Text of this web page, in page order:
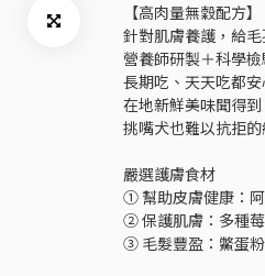
【高肉量無穀配方】
針對肌膚養護，給毛
營養師研製＋科學檢
長期吃、天天吃都
在地新鮮美味聞得到
挑嘴犬也難以抗拒的
嚴選護膚食材
① 幫助皮膚健康：
② 保護肌膚：多種
③ 毛髮豐盈：鱉蛋